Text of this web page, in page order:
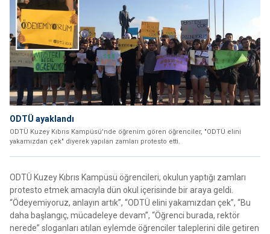
ODTÜ ayaklandı
ODTÜ Kuzey Kıbrıs Kampüsü'nde öğrenim gören öğrenciler, "ODTÜ elini
yakamızdan çek" diyerek yapılan zamları protesto etti.
ODTÜ Kuzey Kıbrıs Kampüsü öğrencileri, okulun yaptığı zamları
protesto etmek amacıyla dün okul içerisinde bir araya geldi.
“Ödeyemiyoruz, anlayın artık”, “ODTÜ elini yakamızdan çek”, “Bu
daha başlangıç, mücadeleye devam”, “Öğrenci burada, rektör
nerede” sloganları atılan eylemde öğrenciler taleplerini dile getiren